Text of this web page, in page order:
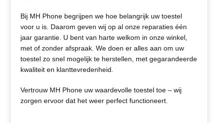
Bij MH Phone begrijpen we hoe belangrijk uw toestel
voor u is. Daarom geven wij op al onze reparaties één
jaar garantie. U bent van harte welkom in onze winkel,
met of zonder afspraak. We doen er alles aan om uw
toestel zo snel mogelijk te herstellen, met gegarandeerde
kwaliteit en klanttevredenheid.
Vertrouw MH Phone uw waardevolle toestel toe – wij
zorgen ervoor dat het weer perfect functioneert.